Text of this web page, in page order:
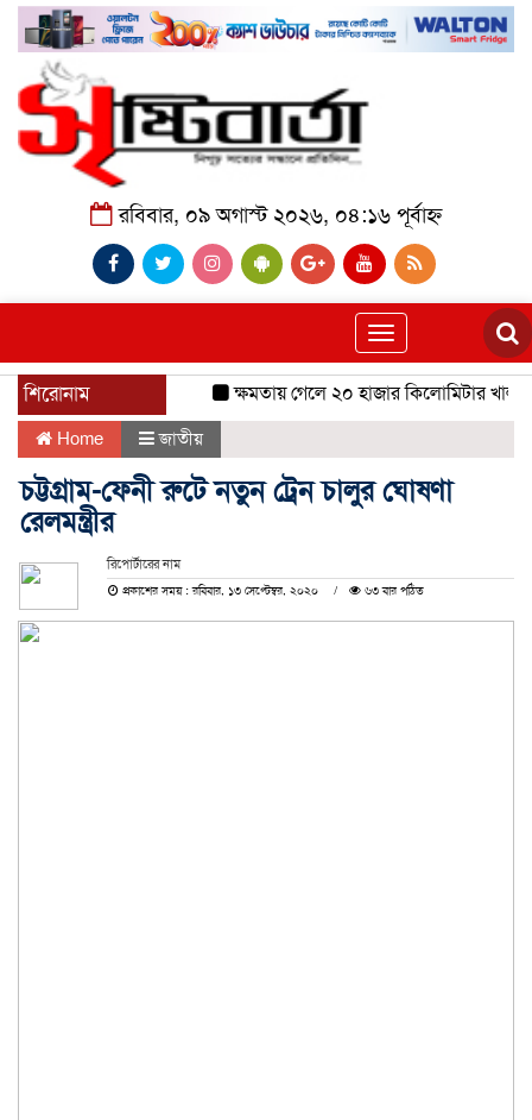
রবিবার, ০৯ অগাস্ট ২০২৬, ০৪:১৬ পূর্বাহ্ন
Toggle
navigation
শিরোনাম ক্ষমতায় গেলে ২০ হাজার কিলোমিটার খাল
Home জাতীয়
চট্টগ্রাম-ফেনী রুটে নতুন ট্রেন চালুর ঘোষণা
রেলমন্ত্রীর
রিপোর্টারের নাম
প্রকাশের সময় : রবিবার, ১৩ সেপ্টেম্বর, ২০২০
৬৩ বার পঠিত